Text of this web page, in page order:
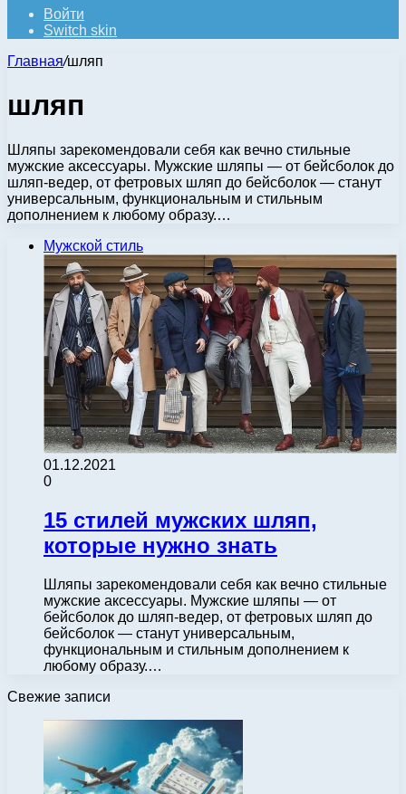
Войти
Switch skin
Главная/шляп
шляп
Шляпы зарекомендовали себя как вечно стильные
мужские аксессуары. Мужские шляпы — от бейсболок до
шляп-ведер, от фетровых шляп до бейсболок — станут
универсальным, функциональным и стильным
дополнением к любому образу.…
Мужской стиль
01.12.2021
0
15 стилей мужских шляп,
которые нужно знать
Шляпы зарекомендовали себя как вечно стильные
мужские аксессуары. Мужские шляпы — от
бейсболок до шляп-ведер, от фетровых шляп до
бейсболок — станут универсальным,
функциональным и стильным дополнением к
любому образу.…
Свежие записи